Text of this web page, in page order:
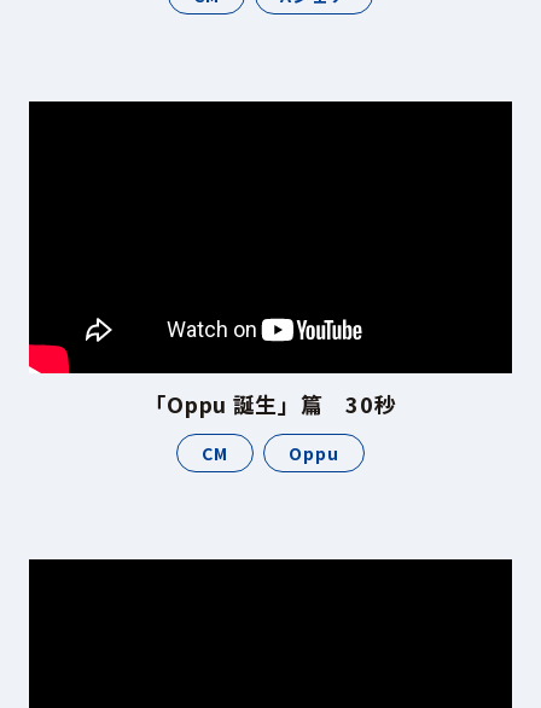
「Oppu 誕生」篇 30秒
CM Oppu